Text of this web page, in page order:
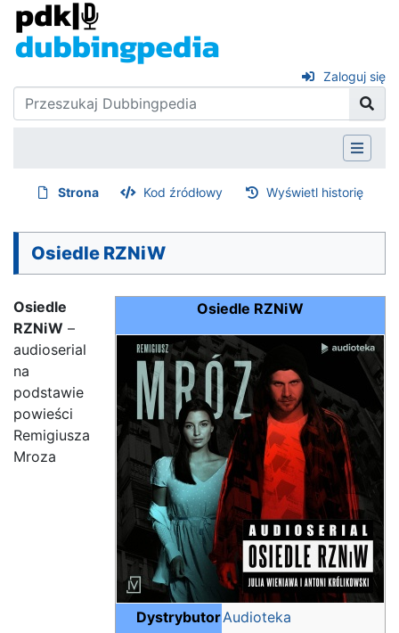
Zaloguj się
Strona Kod źródłowy Wyświetl historię
Osiedle RZNiW
Osiedle RZNiW
DystrybutorAudioteka
Osiedle
RZNiW –
audioserial
na
podstawie
powieści
Remigiusza
Mroza